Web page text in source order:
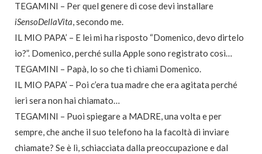
TEGAMINI – Per quel genere di cose devi installare
iSensoDellaVita, secondo me.
IL MIO PAPA’ – E lei mi ha risposto “Domenico, devo dirtelo
io?”. Domenico, perché sulla Apple sono registrato così…
TEGAMINI – Papà, lo so che ti chiami Domenico.
IL MIO PAPA’ – Poi c’era tua madre che era agitata perché
ieri sera non hai chiamato…
TEGAMINI – Puoi spiegare a MADRE, una volta e per
sempre, che anche il suo telefono ha la facoltà di inviare
chiamate? Se è lì, schiacciata dalla preoccupazione e dal